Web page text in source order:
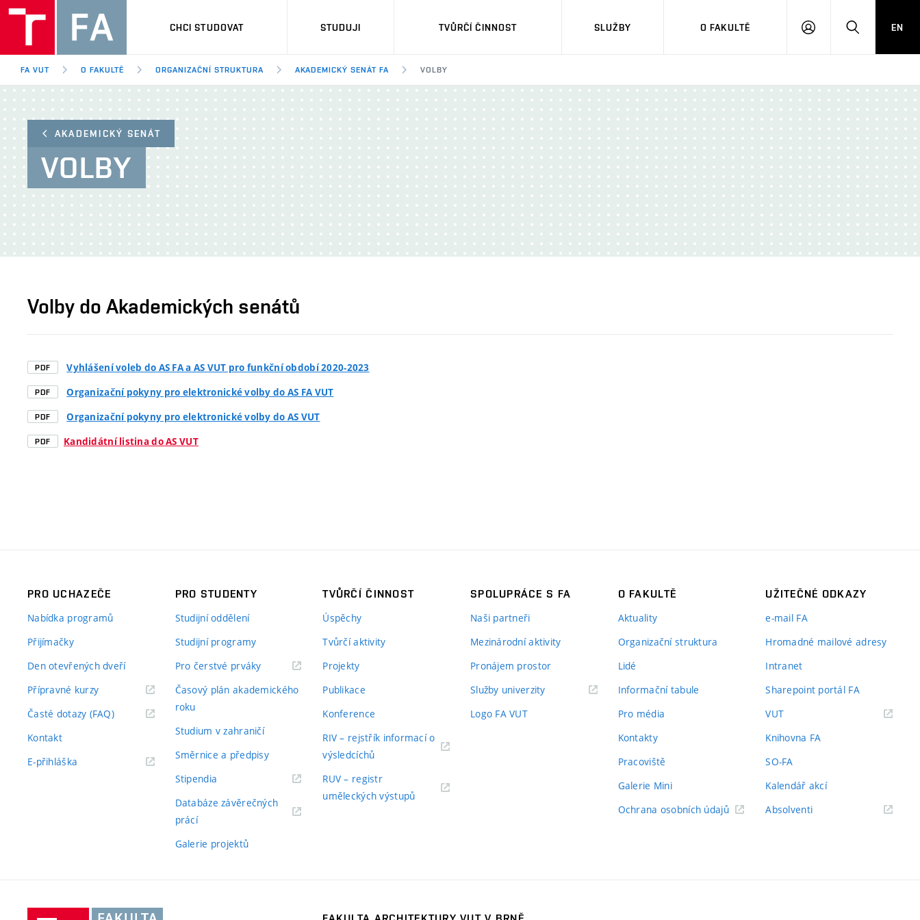
CHCI STUDOVAT STUDUJI TVŮRČÍ ČINNOST SLUŽBY O FAKULTĚ
PŘIHLÁSITHLEDAT
EN
FA VUT O FAKULTĚ ORGANIZAČNÍ STRUKTURA AKADEMICKÝ SENÁT FA VOLBY
AKADEMICKÝ SENÁT
VOLBY
Volby do Akademických senátů
PDF Vyhlášení voleb do AS FA a AS VUT pro funkční období 2020-2023
PDF Organizační pokyny pro elektronické volby do AS FA VUT
PDF Organizační pokyny pro elektronické volby do AS VUT
PDF Kandidátní listina do AS VUT
PRO UCHAZEČE
Nabídka programů
Přijímačky
Den otevřených dveří
Přípravné kurzy
Časté dotazy (FAQ)
Kontakt
E-přihláška
PRO STUDENTY
Studijní oddělení
Studijní programy
Pro čerstvé prváky
Časový plán akademického
roku
Studium v zahraničí
Směrnice a předpisy
Stipendia
Databáze závěrečných
prácí
Galerie projektů
TVŮRČÍ ČINNOST
Úspěchy
Tvůrčí aktivity
Projekty
Publikace
Konference
RIV – rejstřík informací o
výsledcíchů
RUV – registr
uměleckých výstupů
SPOLUPRÁCE S FA
Naši partneři
Mezinárodní aktivity
Pronájem prostor
Služby univerzity
Logo FA VUT
O FAKULTĚ
Aktuality
Organizační struktura
Lidé
Informační tabule
Pro média
Kontakty
Pracoviště
Galerie Mini
Ochrana osobních údajů
UŽITEČNÉ ODKAZY
e-mail FA
Hromadné mailové adresy
Intranet
Sharepoint portál FA
VUT(externí
Knihovna FA
SO-FA
Kalendář akcí
Absolventi(externí